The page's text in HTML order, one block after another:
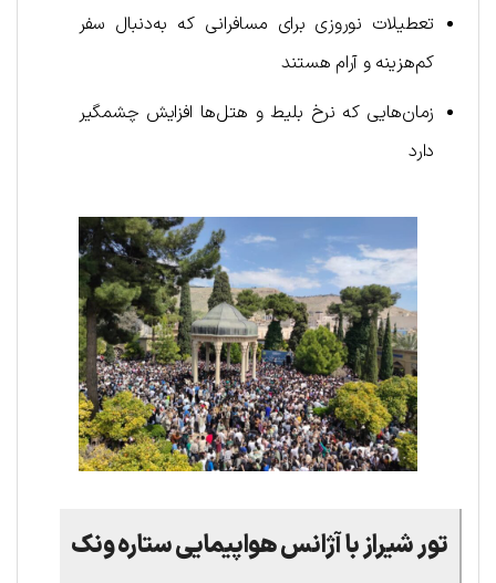
تعطیلات نوروزی برای مسافرانی که به‌دنبال سفر
کم‌هزینه و آرام هستند
زمان‌هایی که نرخ بلیط و هتل‌ها افزایش چشمگیر
دارد
تور شیراز با آژانس هواپیمایی ستاره ونک